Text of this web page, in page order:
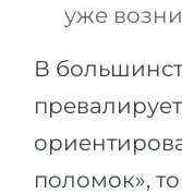
уже
В
поломок»,